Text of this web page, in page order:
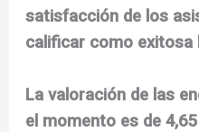
satisfacción de los
calificar como exitosa
La valoración de las
el momento es de